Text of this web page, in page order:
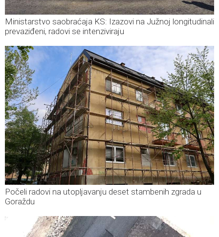
Ministarstvo saobraćaja KS: Izazovi na Južnoj longitudinali
prevaziđeni, radovi se intenziviraju
Počeli radovi na utopljavanju deset stambenih zgrada u
Goraždu